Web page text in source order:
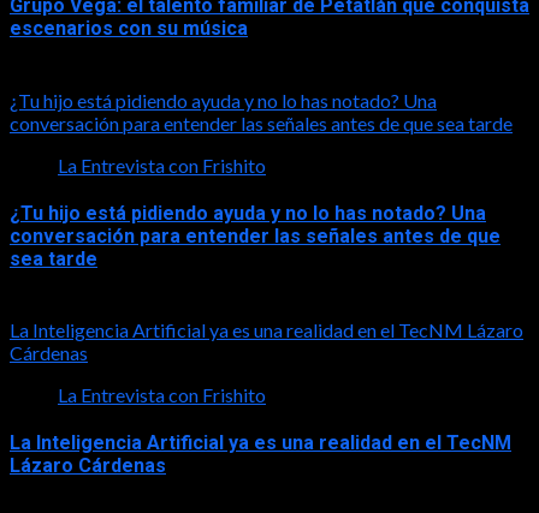
Grupo Vega: el talento familiar de Petatlán que conquista
escenarios con su música
¿Tu hijo está pidiendo ayuda y no lo has notado? Una
conversación para entender las señales antes de que sea tarde
La Entrevista con Frishito
¿Tu hijo está pidiendo ayuda y no lo has notado? Una
conversación para entender las señales antes de que
sea tarde
La Inteligencia Artificial ya es una realidad en el TecNM Lázaro
Cárdenas
La Entrevista con Frishito
La Inteligencia Artificial ya es una realidad en el TecNM
Lázaro Cárdenas